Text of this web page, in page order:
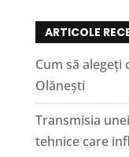
ARTICOLE
Cum să alegeți
Olănești
Transmisia
tehnice care